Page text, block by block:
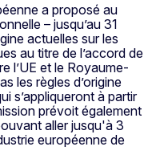
a proposé au
– jusqu’au 31
actuelles sur les
au titre de l’accord de
l’UE et le Royaume-
les règles d’origine
s’appliqueront à partir
prévoit également
aller jusqu'à 3
européenne de